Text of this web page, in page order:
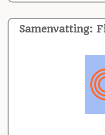
Samenvatting: